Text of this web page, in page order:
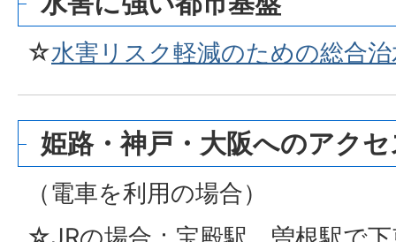
☆水害リスク軽減のための総合
姫路・神戸・大阪へのアク
（電車を利用の場合）